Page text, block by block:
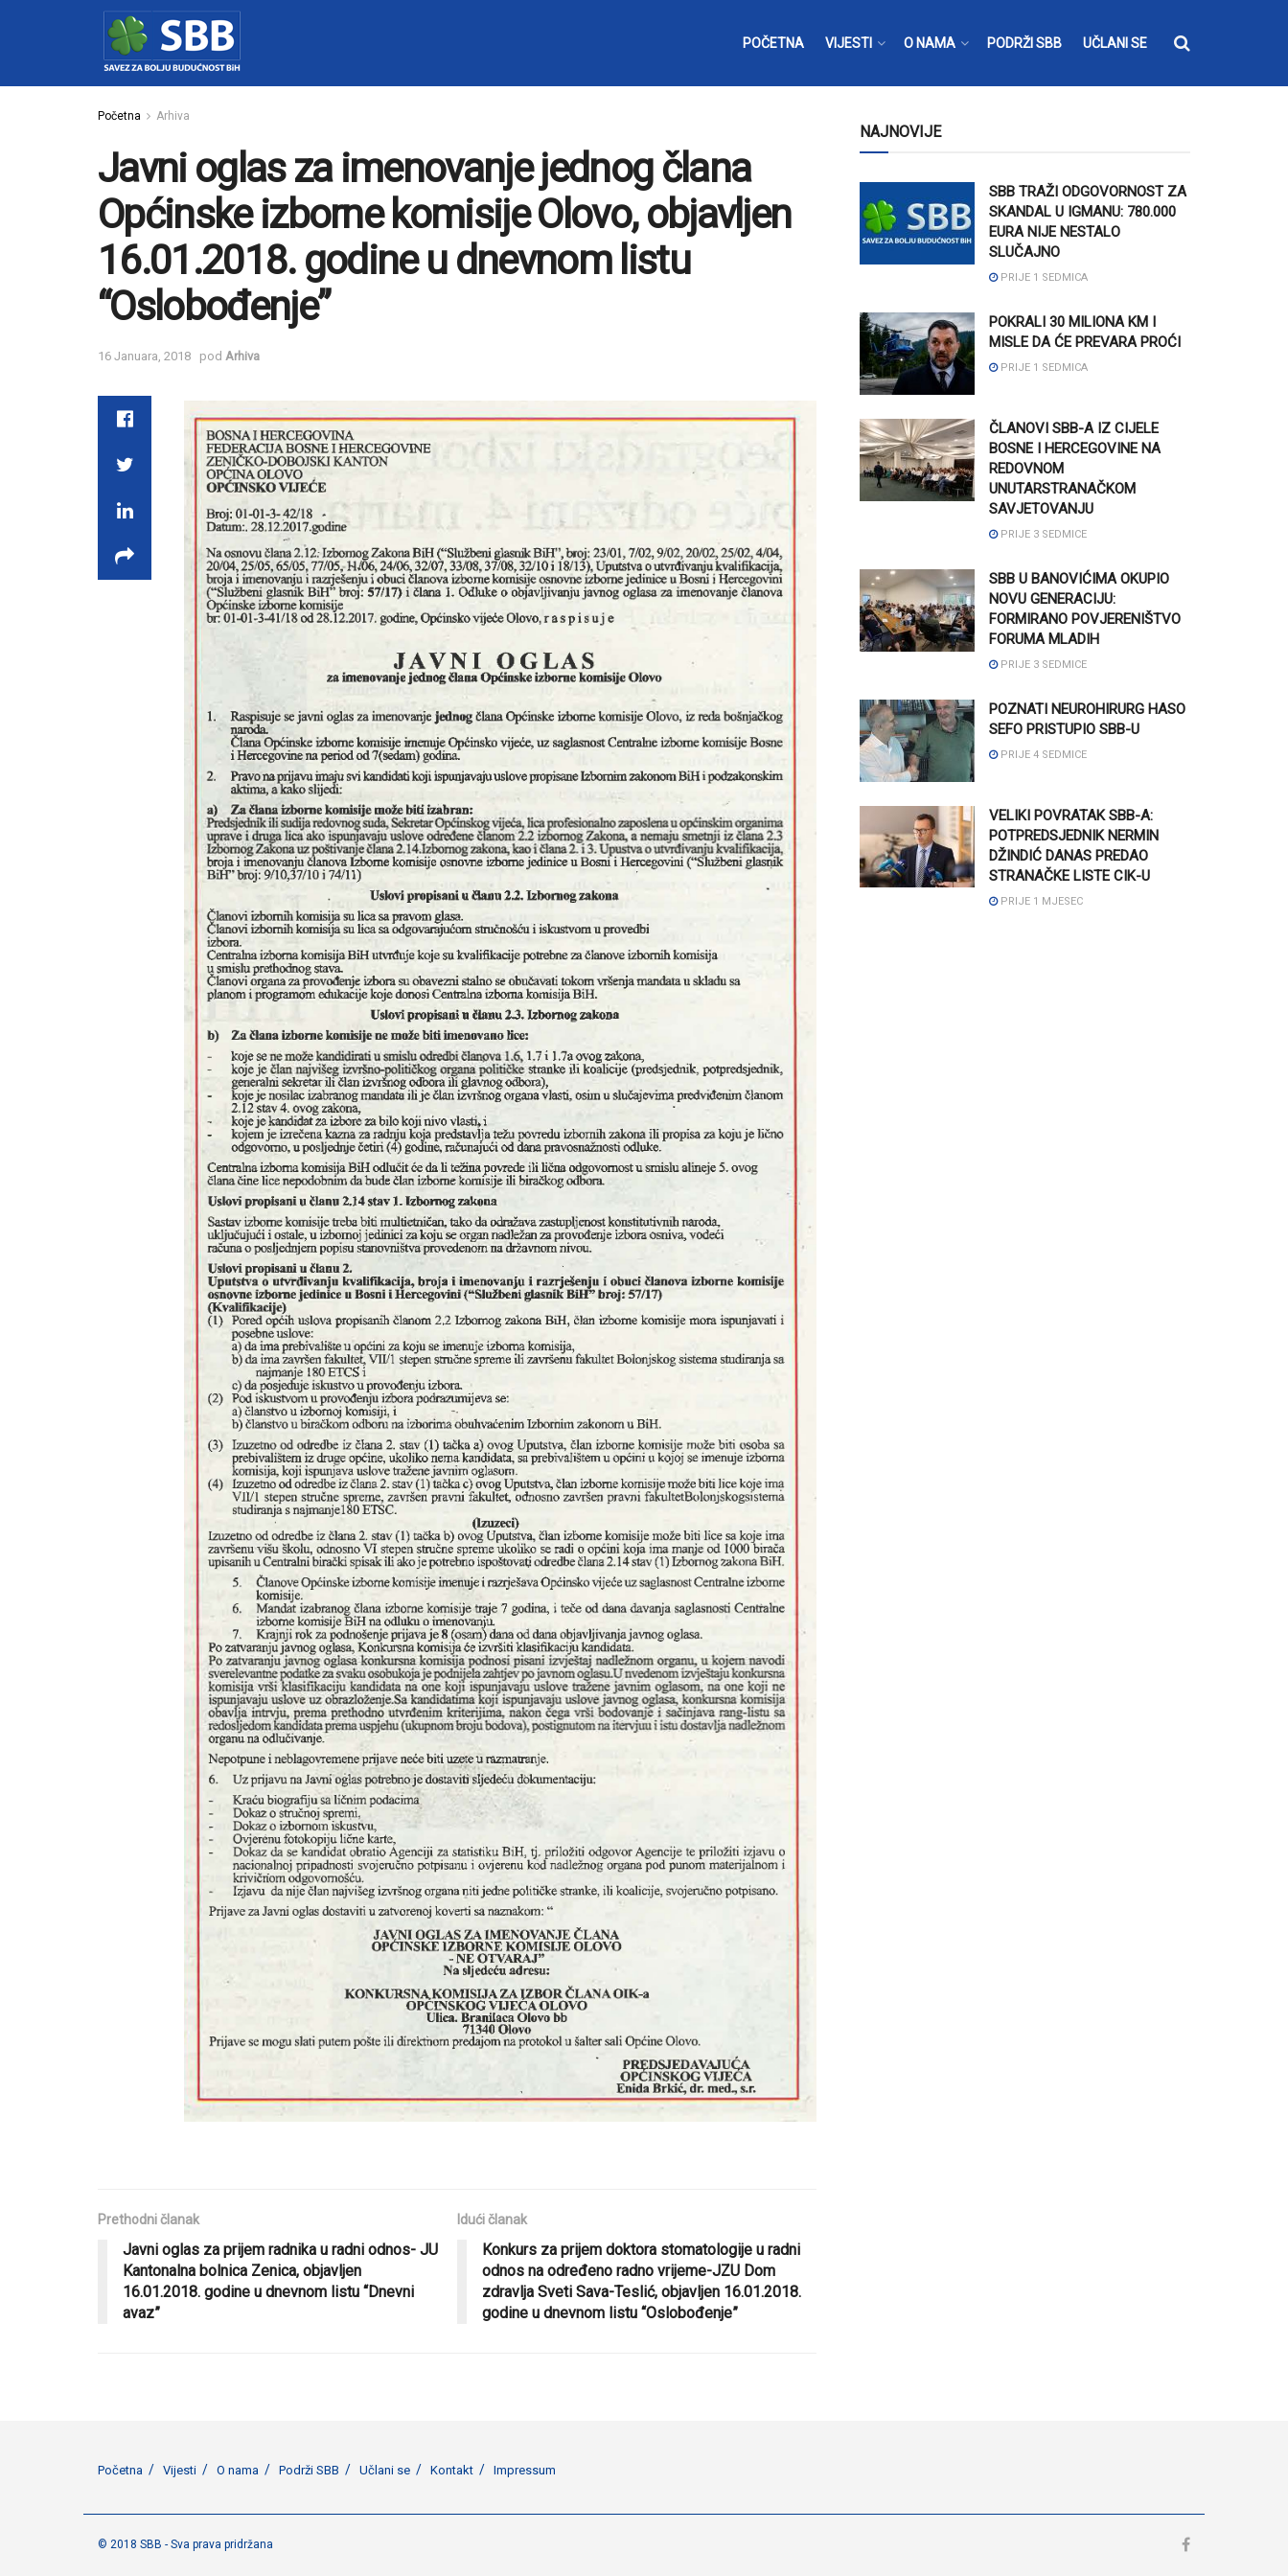
POČETNA VIJESTI O NAMA PODRŽI SBB UČLANI SE
Početna Arhiva
Javni oglas za imenovanje jednog člana
Općinske izborne komisije Olovo, objavljen
16.01.2018. godine u dnevnom listu
“Oslobođenje”
16 Januara, 2018 pod Arhiva
Prethodni članak
Javni oglas za prijem radnika u radni odnos- JU
Kantonalna bolnica Zenica, objavljen
16.01.2018. godine u dnevnom listu “Dnevni
avaz”
Idući članak
Konkurs za prijem doktora stomatologije u radni
odnos na određeno radno vrijeme-JZU Dom
zdravlja Sveti Sava-Teslić, objavljen 16.01.2018.
godine u dnevnom listu “Oslobođenje”
NAJNOVIJE
SBB TRAŽI ODGOVORNOST ZA
SKANDAL U IGMANU: 780.000
EURA NIJE NESTALO
SLUČAJNO
PRIJE 1 SEDMICA
POKRALI 30 MILIONA KM I
MISLE DA ĆE PREVARA PROĆI
PRIJE 1 SEDMICA
ČLANOVI SBB-A IZ CIJELE
BOSNE I HERCEGOVINE NA
REDOVNOM
UNUTARSTRANAČKOM
SAVJETOVANJU
PRIJE 3 SEDMICE
SBB U BANOVIĆIMA OKUPIO
NOVU GENERACIJU:
FORMIRANO POVJERENIŠTVO
FORUMA MLADIH
PRIJE 3 SEDMICE
POZNATI NEUROHIRURG HASO
SEFO PRISTUPIO SBB-U
PRIJE 4 SEDMICE
VELIKI POVRATAK SBB-A:
POTPREDSJEDNIK NERMIN
DŽINDIĆ DANAS PREDAO
STRANAČKE LISTE CIK-U
PRIJE 1 MJESEC
Početna Vijesti O nama Podrži SBB Učlani se Kontakt Impressum
© 2018 SBB - Sva prava pridržana